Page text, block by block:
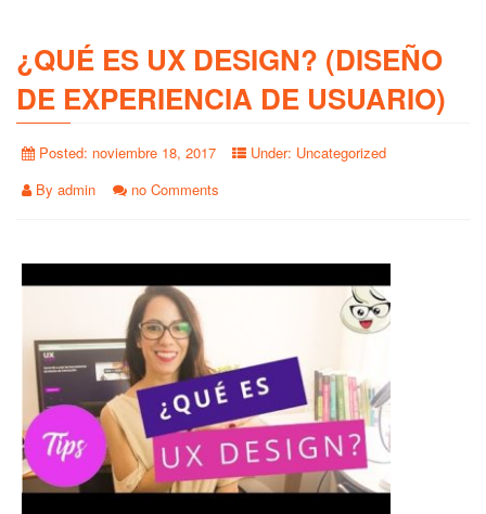
¿QUÉ ES UX DESIGN? (DISEÑO
DE EXPERIENCIA DE USUARIO)
Posted: noviembre 18, 2017 Under: Uncategorized
By admin no Comments